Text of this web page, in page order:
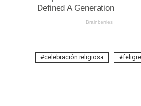
celebración religiosa